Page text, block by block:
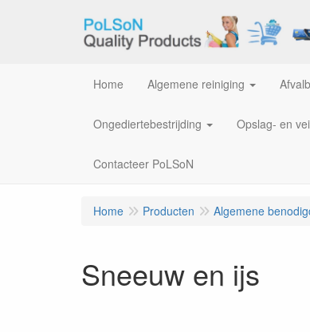
Home Algemene reiniging
Ongediertebestrijding Opslag- en
Contacteer PoLSoN
Home Producten Algemene
Sneeuw en ijs